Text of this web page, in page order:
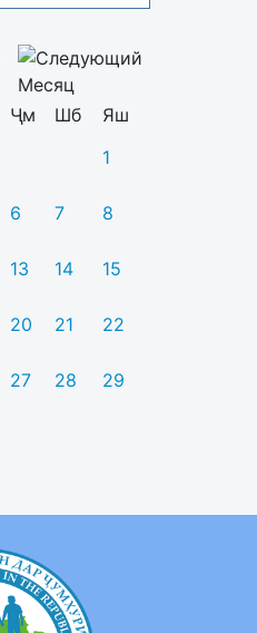
Ҷм Шб
Яш
1
6 7 8
13 14 15
20 21 22
27 28 29